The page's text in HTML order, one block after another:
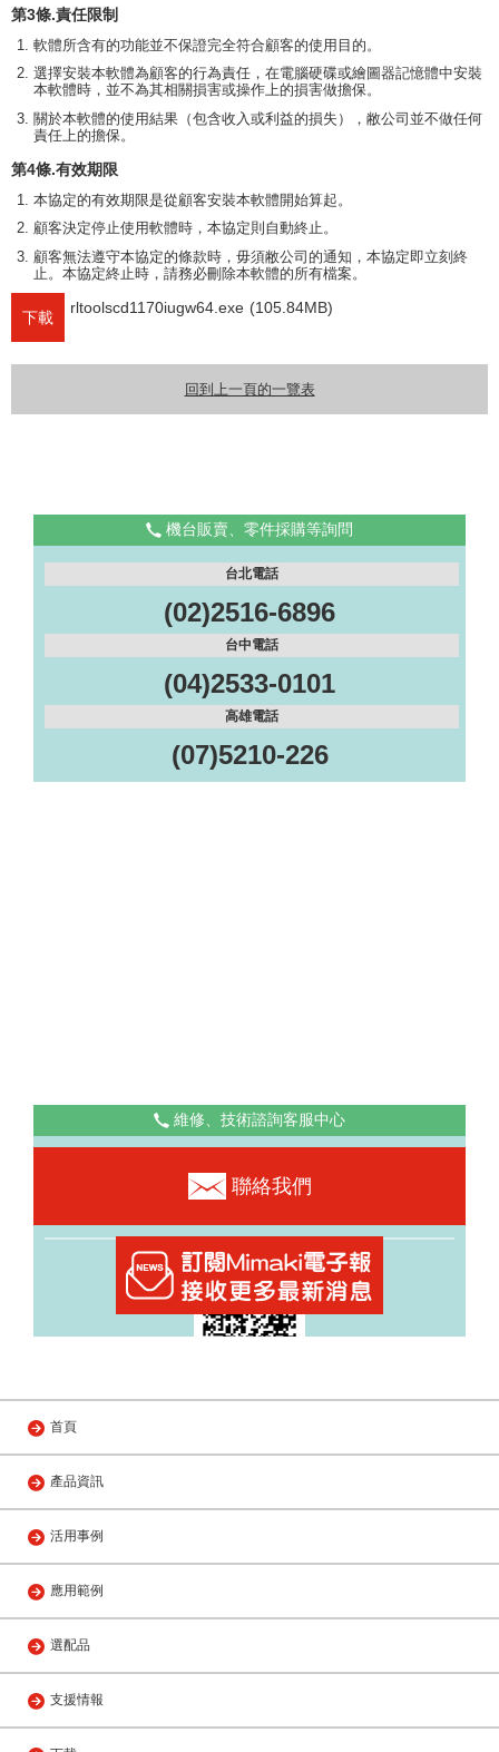
第3條.責任限制
軟體所含有的功能並不保證完全符合顧客的使用目的。
選擇安裝本軟體為顧客的行為責任，在電腦硬碟或繪圖器記憶體中安裝
本軟體時，並不為其相關損害或操作上的損害做擔保。
關於本軟體的使用結果（包含收入或利益的損失），敝公司並不做任何
責任上的擔保。
第4條.有效期限
本協定的有效期限是從顧客安裝本軟體開始算起。
顧客決定停止使用軟體時，本協定則自動終止。
顧客無法遵守本協定的條款時，毋須敝公司的通知，本協定即立刻終
止。本協定終止時，請務必刪除本軟體的所有檔案。
下載
rltoolscd1170iugw64.exe (105.84MB)
回到上一頁的一覽表
機台販賣、零件採購等詢問
台北電話
(02)2516-6896
台中電話
(04)2533-0101
高雄電話
(07)5210-226
維修、技術諮詢客服中心
0800-530-101
聯絡我們
首頁
產品資訊
活用事例
應用範例
選配品
支援情報